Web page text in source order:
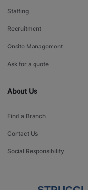
Staffing
Recruitment
Onsite Management
Ask for a quote
About Us
Find a Branch
Contact Us
Social Responsibility